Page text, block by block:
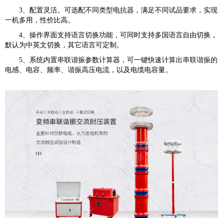
3、配置灵活。可选配不同类型电抗器，满足不同试品要求，实现
一机多用，性价比高。
4、操作界面支持语言切换功能，可同时支持多国语言自由切换，
默认为中英文切换，其它语言可定制。
5、系统内置串联谐振参数计算器，可一键快速计算出串联谐振的
电感、电容、频率、谐振高压电流，以及电缆电容量。